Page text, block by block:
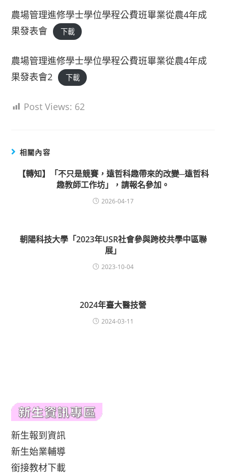
農場管理進修學士學位學程公費班畢業從農4年成
果發表會
下載
農場管理進修學士學位學程公費班畢業從農4年成
果發表會2
下載
Post Views: 62
相關內容
【轉知】「不只是競賽，遠哲科趣帶來的改變─遠哲科
趣教師工作坊」，請報名參加。
2026-04-17
朝陽科技大學「2023年USR社會參與跨校共學中區聯
展」
2023-10-04
2024年臺大醫技營
2024-03-11
新生報到資訊
新生始業輔導
銜接教材下載